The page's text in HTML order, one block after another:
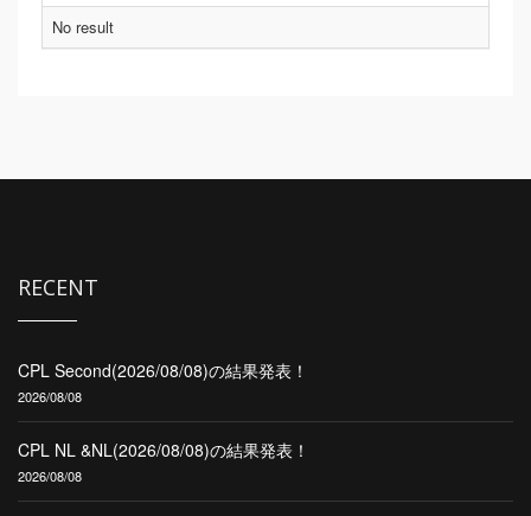
No result
RECENT
CPL Second(2026/08/08)の結果発表！
2026/08/08
CPL NL &NL(2026/08/08)の結果発表！
2026/08/08